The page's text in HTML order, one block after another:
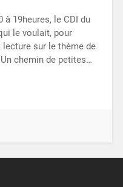
à 19heures, le CDI du
le voulait, pour
lecture sur le thème de
chemin de petites…